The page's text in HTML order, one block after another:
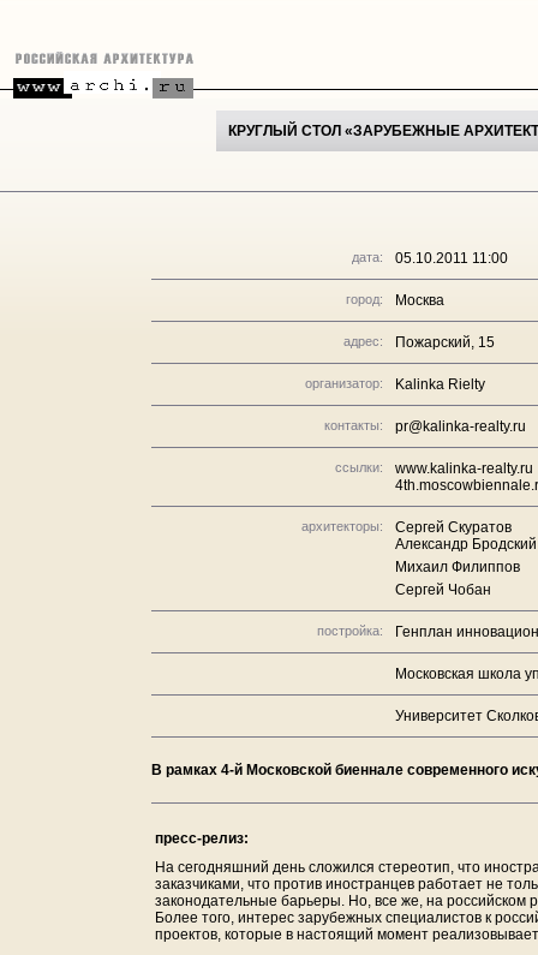
КРУГЛЫЙ СТОЛ «ЗАРУБЕЖНЫЕ
дата: 05.10.2011 11:00
город: Москва
адрес: Пожарский, 15
организатор: Kalinka Rielty
контакты: pr@kalinka-realty.ru
ссылки:
www.kalinka-realty.ru
архитекторы:
Сергей Скуратов
Александр Бродский
Михаил Филиппов
Сергей Чобан
постройка: Генплан
Московская школа
Университет
В рамках 4-й Московской биеннале современного
пресс-релиз:
На сегодняшний день сложился стереотип, что
заказчиками, что против иностранцев работает не
законодательные барьеры. Но, все же, на
Более того, интерес зарубежных специалистов к
проектов, которые в настоящий момент